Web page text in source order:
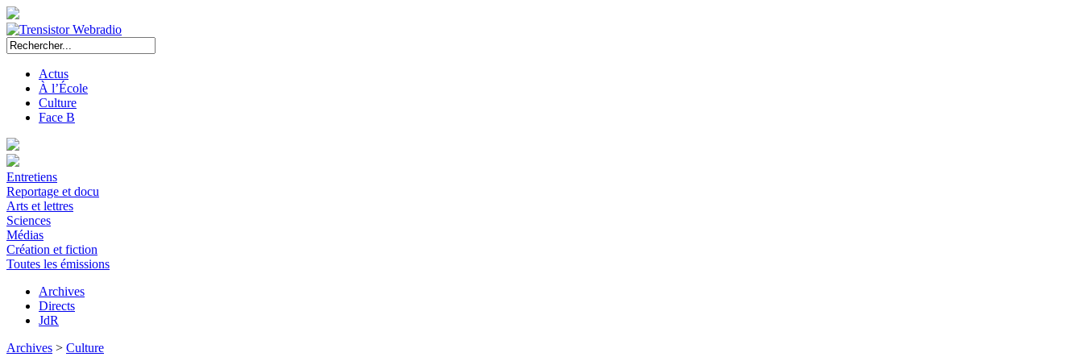
Actus
À l’École
Culture
Face B
Entretiens
Reportage et docu
Arts et lettres
Sciences
Médias
Création et fiction
Toutes les émissions
Archives
Directs
JdR
Archives > Culture